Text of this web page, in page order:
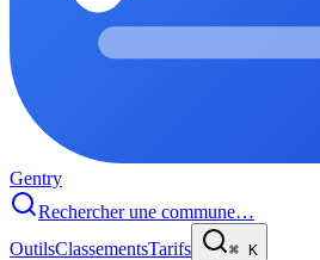
Gentry
Rechercher une commune…
OutilsClassementsTarifs ⌘ K